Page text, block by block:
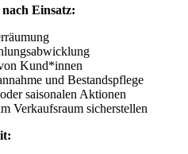
Einsatz:
Kund*innen
und Bestandspflege
saisonalen Aktionen
Verkaufsraum sicherstellen